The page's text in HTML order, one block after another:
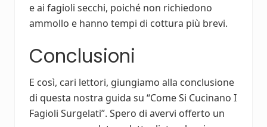
e ai fagioli secchi, poiché non richiedono
ammollo e hanno tempi di cottura più brevi.
Conclusioni
E così, cari lettori, giungiamo alla conclusione
di questa nostra guida su “Come Si Cucinano I
Fagioli Surgelati”. Spero di avervi offerto un